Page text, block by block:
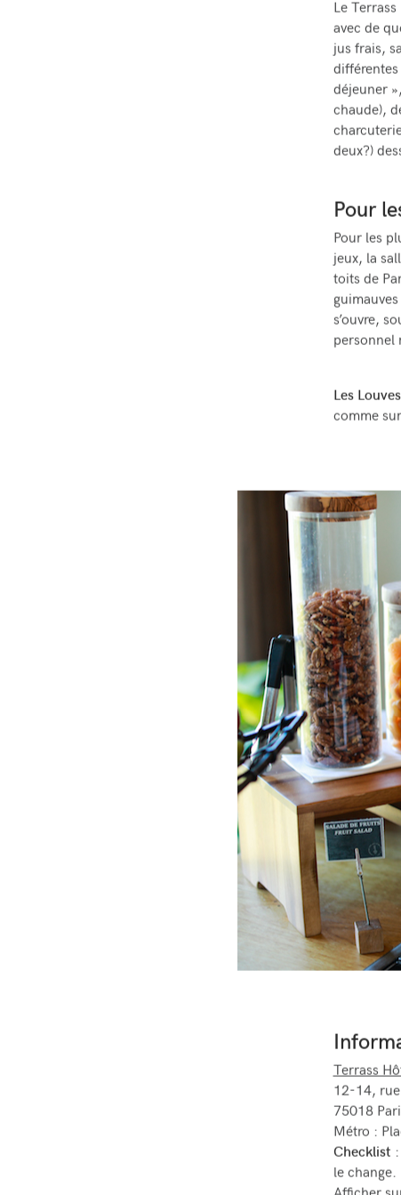
Le
avec de
jus frais,
déjeuner
chaude),
deux?)
Pour
Pour les
jeux, la
toits de
s’ouvre,
personnel
Les
comme
Terrass
12-14,
75018
Métro :
Checklist
le change.